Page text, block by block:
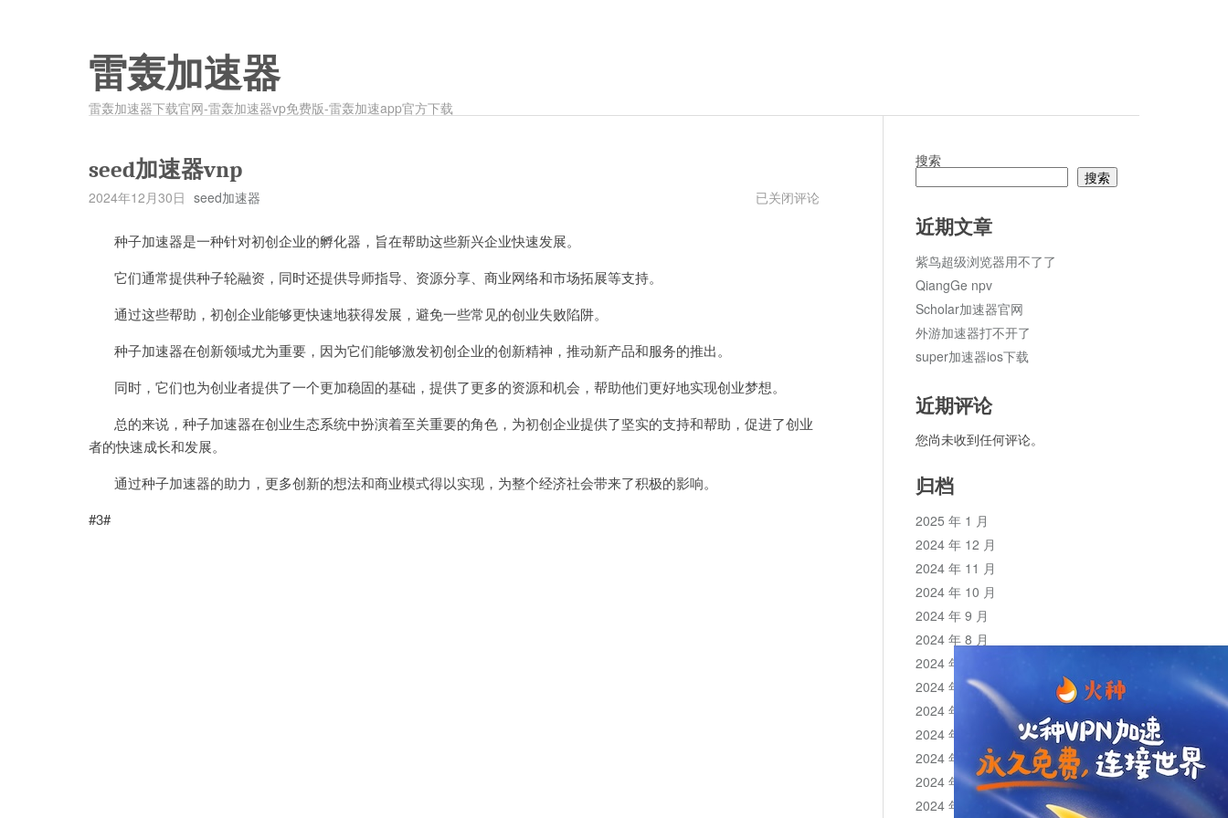
雷轰加速器
雷轰加速器下载官网-雷轰加速器vp免费版-雷轰加速app官方下载
seed加速器vnp
2024年12月30日 seed加速器
seed
已关闭评论
种子加速器是一种针对初创企业的孵化器，旨在帮助这些新兴企业快速发展。
它们通常提供种子轮融资，同时还提供导师指导、资源分享、商业网络和市场拓展等支持。
通过这些帮助，初创企业能够更快速地获得发展，避免一些常见的创业失败陷阱。
种子加速器在创新领域尤为重要，因为它们能够激发初创企业的创新精神，推动新产品和服务的推出。
同时，它们也为创业者提供了一个更加稳固的基础，提供了更多的资源和机会，帮助他们更好地实现创业梦想。
总的来说，种子加速器在创业生态系统中扮演着至关重要的角色，为初创企业提供了坚实的支持和帮助，促进了创业
者的快速成长和发展。
通过种子加速器的助力，更多创新的想法和商业模式得以实现，为整个经济社会带来了积极的影响。
#3#
搜索
搜索
近期文章
紫鸟超级浏览器用不了了
QiangGe npv
Scholar加速器官网
外游加速器打不开了
super加速器ios下载
近期评论
您尚未收到任何评论。
归档
2025 年 1 月
2024 年 12 月
2024 年 11 月
2024 年 10 月
2024 年 9 月
2024 年 8 月
2024 年 7 月
2024 年 6 月
2024 年 5 月
2024 年 4 月
2024 年 3 月
2024 年 2 月
2024 年 1 月